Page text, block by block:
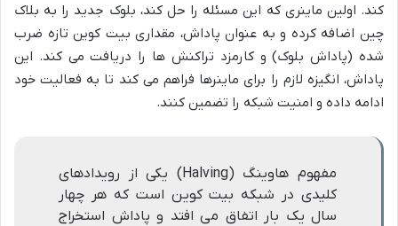
کند. اولین ماینری که این مسئله را حل کند، بلوک جدید را به بلاک
چین اضافه کرده و به عنوان پاداش، مقداری بیت کوین تازه ضرب
شده (پاداش بلوک) و کارمزد تراکنش ها را دریافت می کند. این
پاداش، انگیزه لازم را برای ماینرها فراهم می کند تا به فعالیت خود
ادامه داده و امنیت شبکه را تضمین کنند.
مفهوم هاوینگ (Halving) یکی از رویدادهای
کلیدی در شبکه بیت کوین است که هر چهار
سال یک بار اتفاق می افتد و پاداش استخراج